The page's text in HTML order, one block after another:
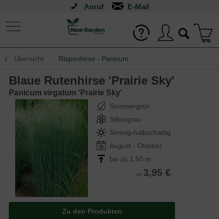
Anruf
Übersicht Rispenhirse - Panicum
Blaue Rutenhirse 'Prairie Sky'
Panicum virgatum 'Prairie Sky'
Sommergrün
Silbergrau
Sonnig-halbschattig
August - Oktober
bis zu 1,50 m
ab 3,95 €
Zu den Produkten